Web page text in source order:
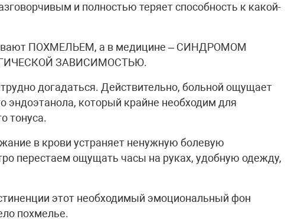
и полностью теряет способность к какой-
ПОХМЕЛЬЕМ, а в медицине – СИНДРОМОМ
ЗАВИСИМОСТЬЮ.
догадаться. Действительно, больной ощущает
эндоэтанола, который крайне необходим для
тонуса.
в крови устраняет ненужную болевую
перестаем ощущать часы на руках, удобную одежду,
этот необходимый эмоциональный фон
похмелье.